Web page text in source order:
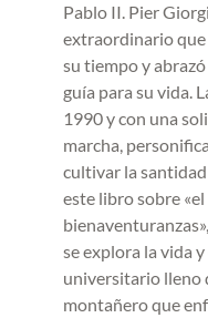
Pablo II. Pier
extraordinario que
su tiempo y
guía para su vida.
1990 y con una
marcha,
cultivar la
este libro sobre
se explora la vida
universitario lleno
montañero que